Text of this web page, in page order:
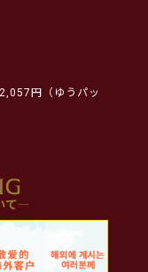
円（ゆうパッ